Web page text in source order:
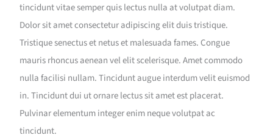
tincidunt vitae semper quis lectus nulla at volutpat diam.
Dolor sit amet consectetur adipiscing elit duis tristique.
Tristique senectus et netus et malesuada fames. Congue
mauris rhoncus aenean vel elit scelerisque. Amet commodo
nulla facilisi nullam. Tincidunt augue interdum velit euismod
in. Tincidunt dui ut ornare lectus sit amet est placerat.
Pulvinar elementum integer enim neque volutpat ac
tincidunt.